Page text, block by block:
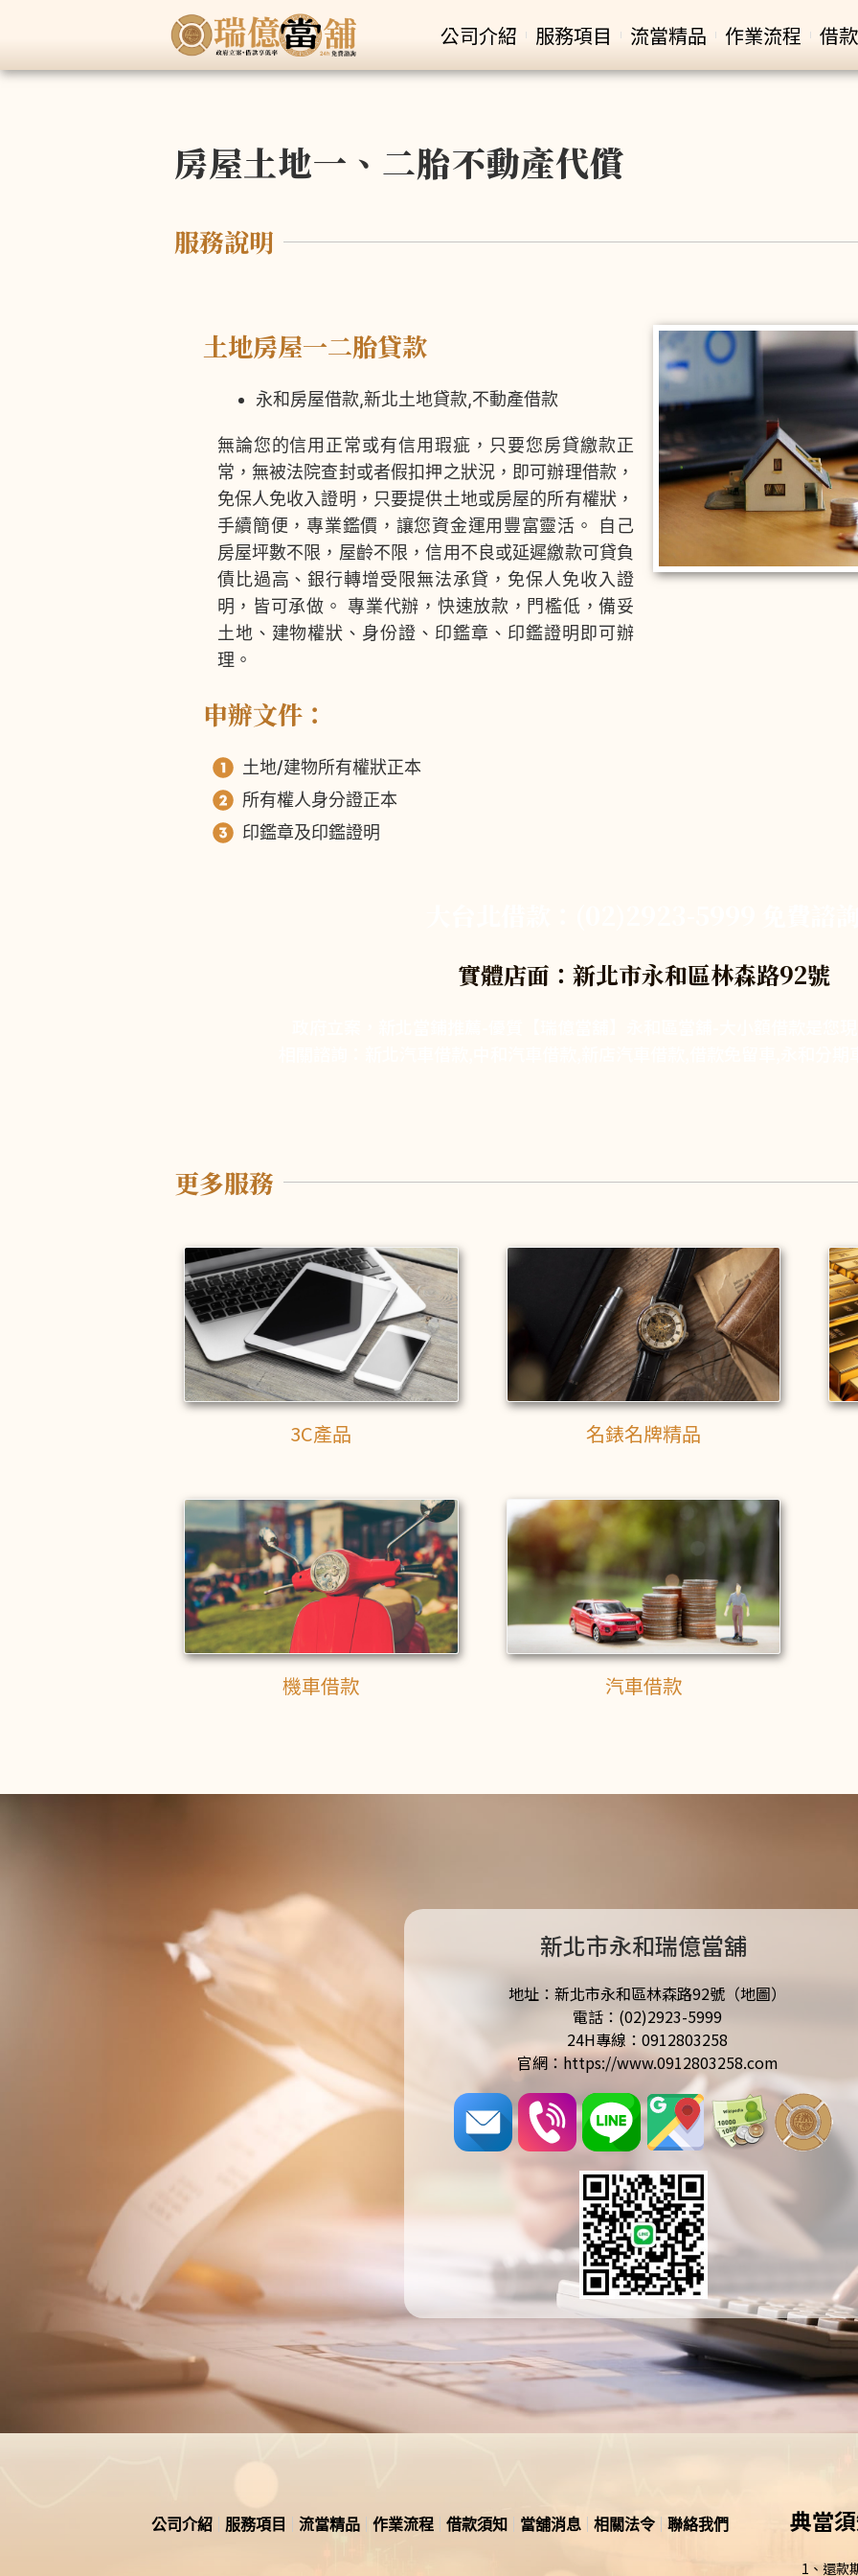
公司介紹 服務項目 流當精品 作業流程 借
房屋土地一、二胎不動產代償
服務說明
土地房屋一二胎貸款
永和房屋借款,新北土地貸款,不動產借款
無論您的信用正常或有信用瑕疵，只要您房貸繳款正
常，無被法院查封或者假扣押之狀況，即可辦理借款，
免保人免收入證明，只要提供土地或房屋的所有權狀，
手續簡便，專業鑑價，讓您資金運用豐富靈活。 自己
房屋坪數不限，屋齡不限，信用不良或延遲繳款可貸負
債比過高、銀行轉增受限無法承貸，免保人免收入證
明，皆可承做。 專業代辦，快速放款，門檻低，備妥
土地、建物權狀、身份證、印鑑章、印鑑證明即可辦
理。
申辦文件：
土地/建物所有權狀正本
所有權人身分證正本
印鑑章及印鑑證明
實體店面：新北市永和區林森路92號
更多服務
3C產品 名錶名牌精品
機車借款 汽車借款
新北市永和瑞億當舖
地址：新北市永和區林森路92號（地圖）
電話：(02)2923-5999
24H專線：0912803258
官網：https://www.0912803258.com
公司介紹 服務項目 流當精品 作業流程 借款須知 當舖消息 相關法令 聯絡我們 典當
1、還款